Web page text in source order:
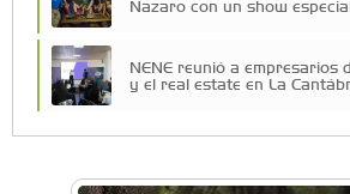
Nazaro con un show
NENE reunió a empresarios
y el real estate en La